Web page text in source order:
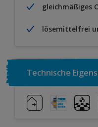
gleichmäßiges
lösemittelfrei
Technische